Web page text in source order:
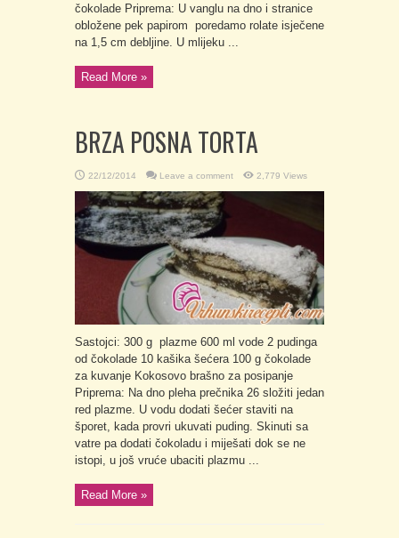
čokolade Priprema: U vanglu na dno i stranice
obložene pek papirom poredamo rolate isječene
na 1,5 cm debljine. U mlijeku ...
Read More »
BRZA POSNA TORTA
22/12/2014 Leave a comment 2,779 Views
Sastojci: 300 g plazme 600 ml vode 2 pudinga
od čokolade 10 kašika šećera 100 g čokolade
za kuvanje Kokosovo brašno za posipanje
Priprema: Na dno pleha prečnika 26 složiti jedan
red plazme. U vodu dodati šećer staviti na
šporet, kada provri ukuvati puding. Skinuti sa
vatre pa dodati čokoladu i miješati dok se ne
istopi, u još vruće ubaciti plazmu ...
Read More »